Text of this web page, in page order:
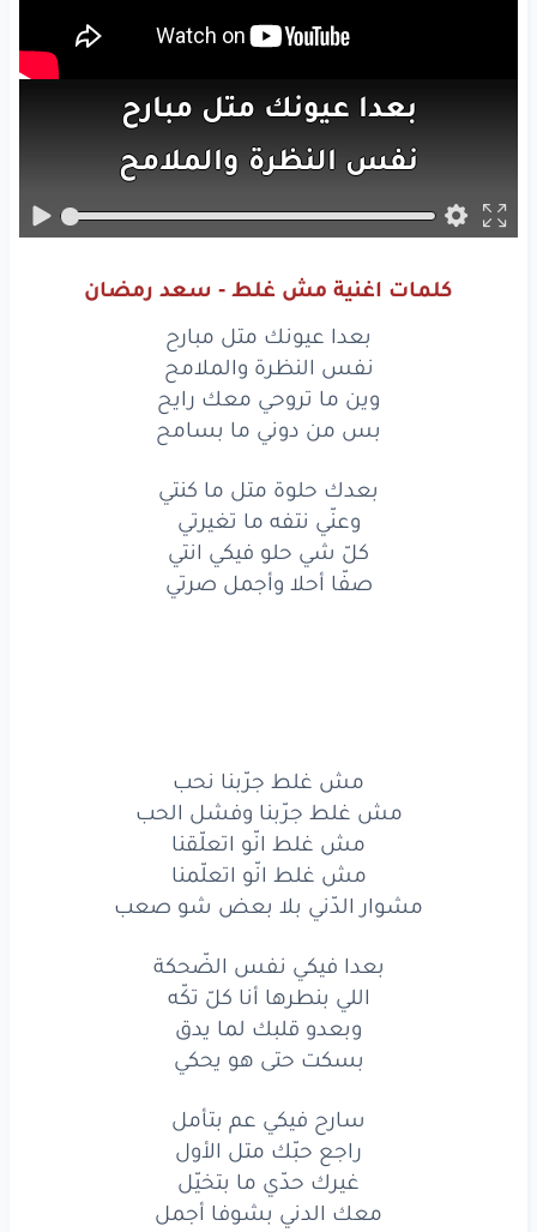
بعدا عيونك متل مبارح
نفس النظرة والملامح
وينما تروحيمعكرايح
وعنّينتفهما تغيرتي
كلّشي حلو فيكيانتي
أحلا وأجملصرتي
مشغلط جرّبنانحب
غلطجرّبناوفشل
مشغلط جرّبنانحب
غلطجرّبناوفشل
مشغلطانّو اتعلّقنا
مش غلط انّواتعلّمنا
الدّنيبلابعضشو
فيكينفسالضّحكة
اللي بنطرهاأناكلّ
وبعدو قلبكلمايدق
بسكتحتىهويحكي
كلمات اغنية مش غلط - سعد رمضان
بعدا عيونك متل مبارح
نفس النظرة والملامح
وين ما تروحي معك رايح
بس من دوني ما بسامح
بعدك حلوة متل ما كنتي
وعنّي نتفه ما تغيرتي
كلّ شي حلو فيكي انتي
صفّا أحلا وأجمل صرتي
مش غلط جرّبنا نحب
مش غلط جرّبنا وفشل الحب
مش غلط انّو اتعلّقنا
مش غلط انّو اتعلّمنا
مشوار الدّني بلا بعض شو صعب
بعدا فيكي نفس الضّحكة
اللي بنطرها أنا كلّ تكّه
وبعدو قلبك لما يدق
بسكت حتى هو يحكي
سارح فيكي عم بتأمل
راجع حبّك متل الأول
غيرك حدّي ما بتخيّل
معك الدني بشوفا أجمل